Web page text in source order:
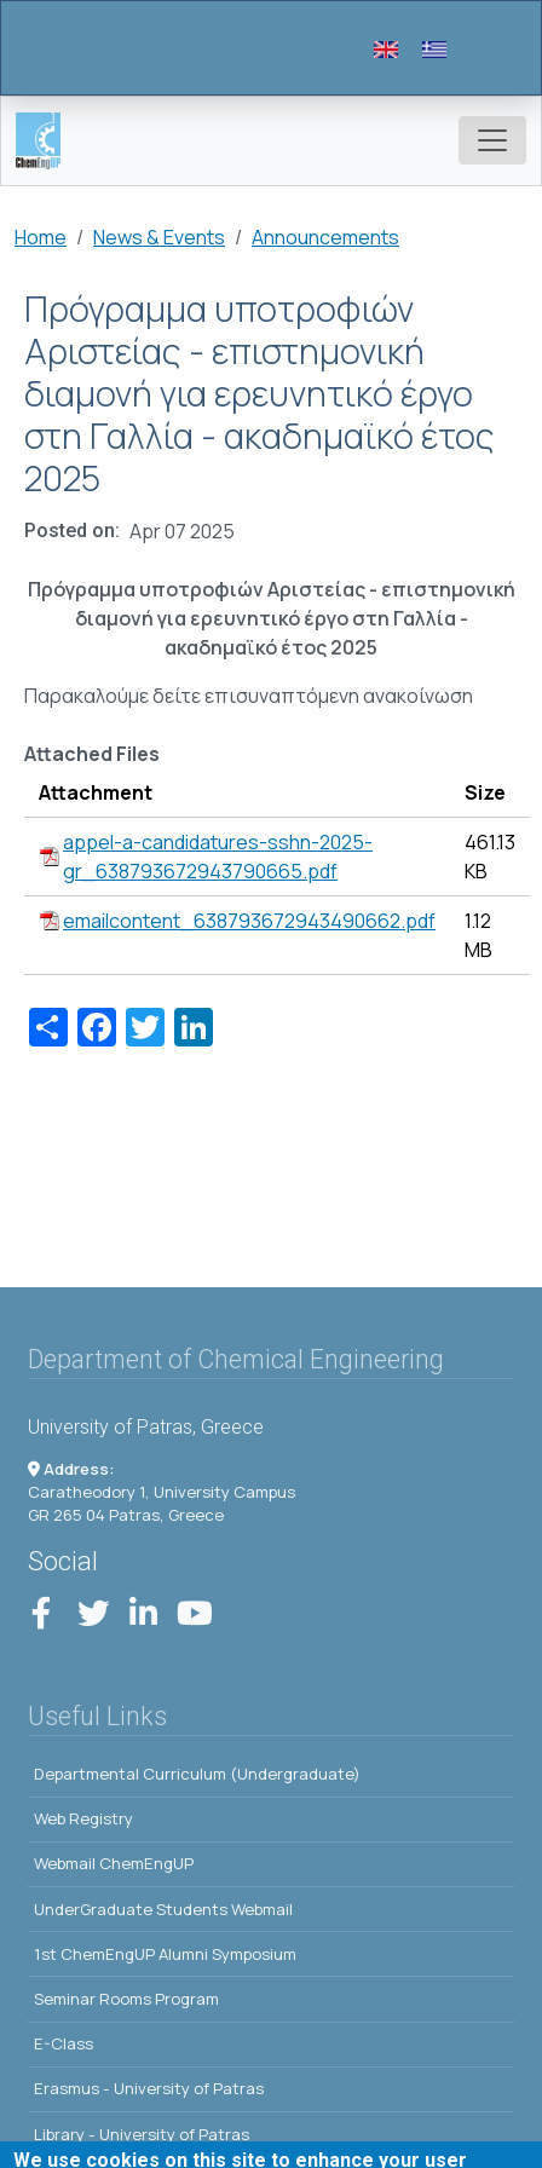
Breadcrumb
Home News & Events Announcements
Πρόγραμμα υποτροφιών
Αριστείας - επιστημονική
διαμονή για ερευνητικό έργο
στη Γαλλία - ακαδημαϊκό έτος
2025
Posted on Apr 07 2025
Πρόγραμμα υποτροφιών Αριστείας - επιστημονική
διαμονή για ερευνητικό έργο στη Γαλλία -
ακαδημαϊκό έτος 2025
Παρακαλούμε δείτε επισυναπτόμενη ανακοίνωση
Attached Files
Attachment
Size
appel-a-candidatures-sshn-2025-
gr_638793672943790665.pdf
461.13
KB
emailcontent_638793672943490662.pdf
1.12
MB
ShareFacebook
Twitter
Department of Chemical Engineering
University of Patras, Greece
Address:
Caratheodory 1, University Campus
GR 265 04 Patras, Greece
Social
Useful Links
Departmental Curriculum (Undergraduate)
Web Registry
Webmail ChemEngUP
UnderGraduate Students Webmail
1st ChemEngUP Alumni Symposium
Seminar Rooms Program
E-Class
Erasmus - University of Patras
Library - University of Patras
We use cookies on this site to enhance your user